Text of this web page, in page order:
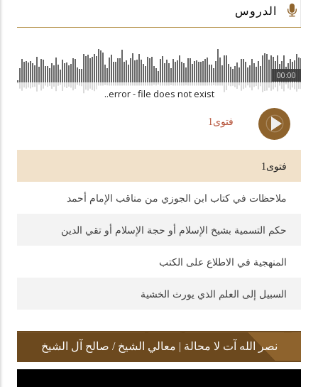
الدروس
00:00
00:00
فتوى1
error - file does not exist..
فتوى1
ملاحظات في كتاب ابن الجوزي من مناقب الإمام أحمد
حكم التسمية بشيخ الإسلام أو حجة الإسلام أو تقي الدين
المنهجية في الاطلاع على الكتب
السبيل إلى العلم الذي يورث الخشية
نصر الله آت لا محالة | معالي الشيخ / صالح آل الشيخ